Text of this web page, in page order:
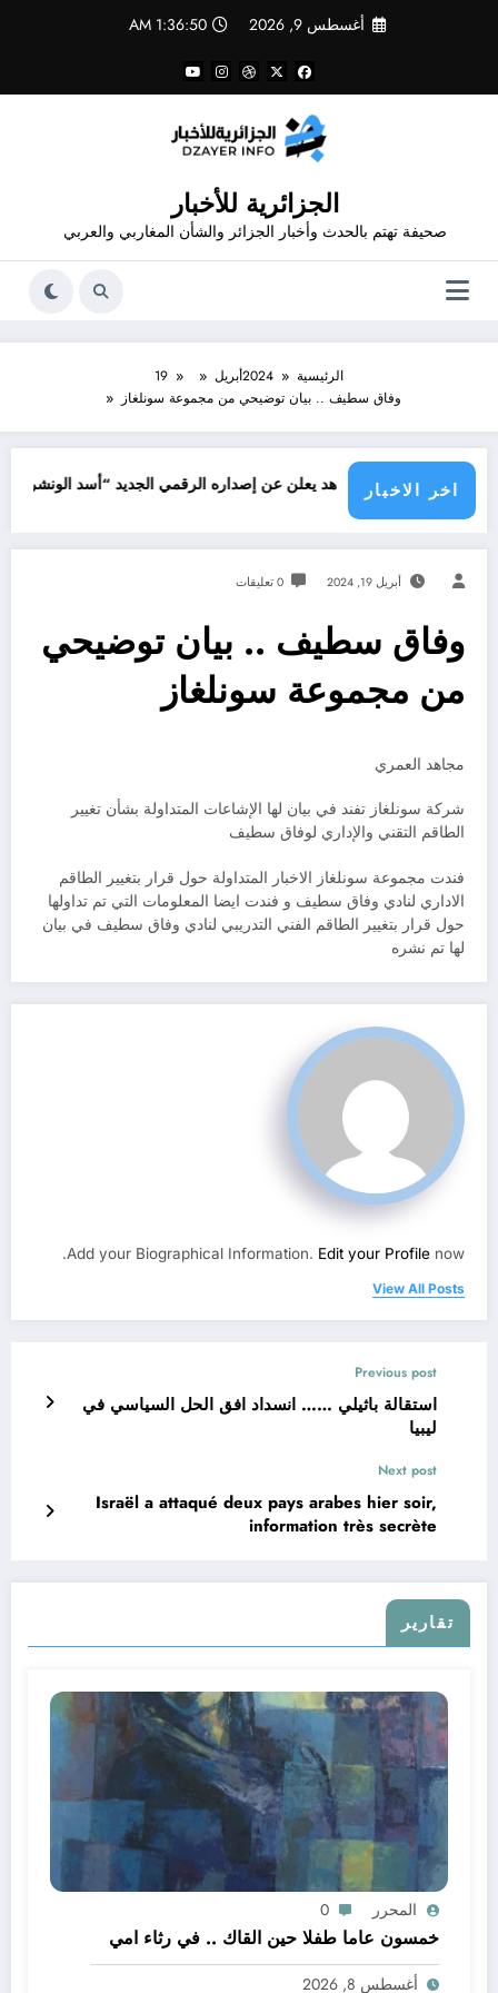
أغسطس 9, 2026 1:36:50 AM
الجزائرية للأخبار
صحيفة تهتم بالحدث وأخبار الجزائر والشأن المغاربي والعربي
الرئيسية 2024أبريل
19
وفاق سطيف .. بيان توضيحي من مجموعة سونلغاز
اخر الاخبار
قدور شاهد يعلن عن إصداره الرقمي الجديد “أسد الونشريس” تخليدا
أبريل 19, 2024 0 تعليقات
وفاق سطيف .. بيان توضيحي
من مجموعة سونلغاز
مجاهد العمري
شركة سونلغاز تفند في بيان لها الإشاعات المتداولة بشأن تغيير
الطاقم التقني والإداري لوفاق سطيف
فندت مجموعة سونلغاز الاخبار المتداولة حول قرار بتغيير الطاقم
الاداري لنادي وفاق سطيف و فندت ايضا المعلومات التي تم تداولها
حول قرار بتغيير الطاقم الفني التدريبي لنادي وفاق سطيف في بيان
لها تم نشره
Add your Biographical Information. Edit your Profile now.
View All Posts
Previous post
استقالة باثيلي …… انسداد افق الحل السياسي في
ليبيا
Next post
Israël a attaqué deux pays arabes hier soir,
information très secrète
تقارير
المحرر 0
خمسون عاما طفلا حين القاك .. في رثاء امي
أغسطس 8, 2026